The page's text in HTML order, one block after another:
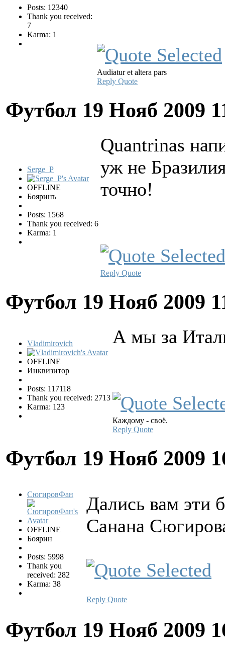
Posts: 12340
Thank you received:
7
Karma: 1
Audiatur et altera pars
Reply Quote
Футбол 19 Нояб 2009
Serge_P
OFFLINE
Бояринъ
Posts: 1568
Thank you received: 6
Karma: 1
Quantrinas
уж не
точно!
Reply Quote
Футбол 19 Нояб 2009
Vladimirovich
OFFLINE
Инквизитор
Posts: 117118
Thank you received: 2713
Karma: 123
А мы за
Каждому - своё.
Reply Quote
Футбол 19 Нояб 2009
СюгировФан
OFFLINE
Боярин
Posts: 5998
Thank you
received: 282
Karma: 38
Дались вам эти
Санана
Reply Quote
Футбол 19 Нояб 2009